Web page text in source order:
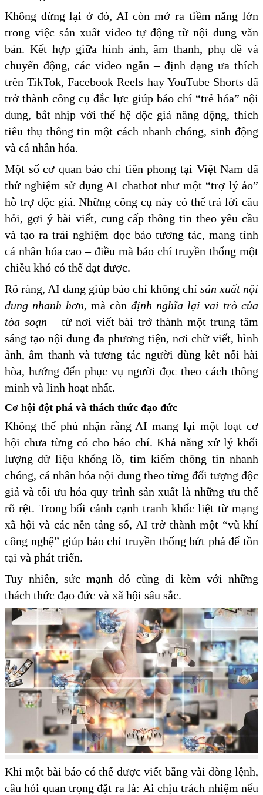
Không dừng lại ở đó, AI còn mở ra tiềm năng lớn
trong việc sản xuất video tự động từ nội dung văn
bản. Kết hợp giữa hình ảnh, âm thanh, phụ đề và
chuyển động, các video ngắn – định dạng ưa thích
trên TikTok, Facebook Reels hay YouTube Shorts đã
trở thành công cụ đắc lực giúp báo chí “trẻ hóa” nội
dung, bắt nhịp với thế hệ độc giả năng động, thích
tiêu thụ thông tin một cách nhanh chóng, sinh động
và cá nhân hóa.
Một số cơ quan báo chí tiên phong tại Việt Nam đã
thử nghiệm sử dụng AI chatbot như một “trợ lý ảo”
hỗ trợ độc giả. Những công cụ này có thể trả lời câu
hỏi, gợi ý bài viết, cung cấp thông tin theo yêu cầu
và tạo ra trải nghiệm đọc báo tương tác, mang tính
cá nhân hóa cao – điều mà báo chí truyền thống một
chiều khó có thể đạt được.
Rõ ràng, AI đang giúp báo chí không chỉ sản xuất nội
dung nhanh hơn, mà còn định nghĩa lại vai trò của
tòa soạn – từ nơi viết bài trở thành một trung tâm
sáng tạo nội dung đa phương tiện, nơi chữ viết, hình
ảnh, âm thanh và tương tác người dùng kết nối hài
hòa, hướng đến phục vụ người đọc theo cách thông
minh và linh hoạt nhất.
Cơ hội đột phá và thách thức đạo đức
Không thể phủ nhận rằng AI mang lại một loạt cơ
hội chưa từng có cho báo chí. Khả năng xử lý khối
lượng dữ liệu khổng lồ, tìm kiếm thông tin nhanh
chóng, cá nhân hóa nội dung theo từng đối tượng độc
giả và tối ưu hóa quy trình sản xuất là những ưu thế
rõ rệt. Trong bối cảnh cạnh tranh khốc liệt từ mạng
xã hội và các nền tảng số, AI trở thành một “vũ khí
công nghệ” giúp báo chí truyền thống bứt phá để tồn
tại và phát triển.
Tuy nhiên, sức mạnh đó cũng đi kèm với những
thách thức đạo đức và xã hội sâu sắc.
Khi một bài báo có thể được viết bằng vài dòng lệnh,
câu hỏi quan trọng đặt ra là: Ai chịu trách nhiệm nếu